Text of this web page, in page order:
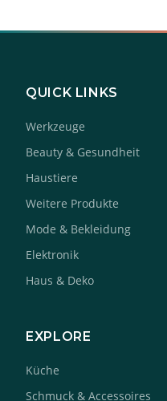
QUICK LINKS
Werkzeuge
Beauty & Gesundheit
Haustiere
Weitere Produkte
Mode & Bekleidung
Elektronik
Haus & Deko
EXPLORE
Küche
Schmuck & Accessoires